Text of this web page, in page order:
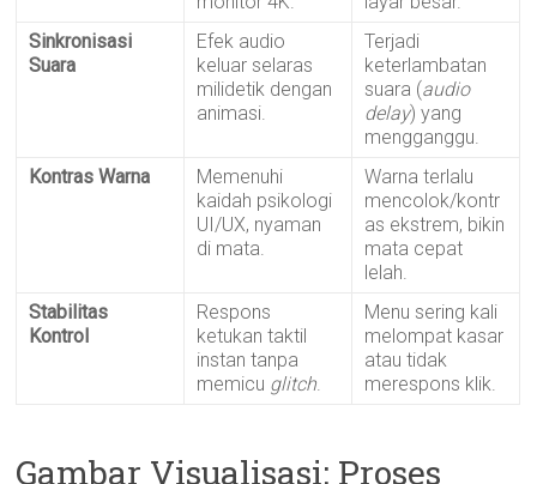
Sinkronisasi
Suara
Efek audio
keluar selaras
milidetik dengan
animasi.
Terjadi
keterlambatan
suara (audio
delay) yang
mengganggu.
Kontras Warna
Memenuhi
kaidah psikologi
UI/UX, nyaman
di mata.
Warna terlalu
mencolok/kontr
as ekstrem, bikin
mata cepat
lelah.
Stabilitas
Kontrol
Respons
ketukan taktil
instan tanpa
memicu glitch.
Menu sering kali
melompat kasar
atau tidak
merespons klik.
Gambar Visualisasi: Proses